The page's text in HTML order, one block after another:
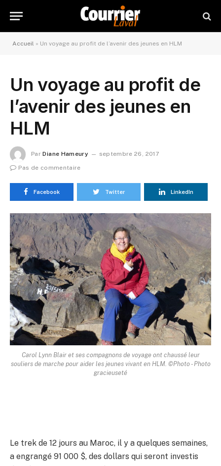
Accueil » Un voyage au profit de l’avenir des jeunes en HLM
Un voyage au profit de
l’avenir des jeunes en
HLM
Par Diane Hameury
septembre 26, 2017
Pas de commentaire
Facebook Twitter LinkedIn
Carol Lynn Blair et ses compagnons de voyage ont chaussé leur
souliers de marche pour aider les jeunes vivant en HLM. ©Photo - Photo
gracieuseté
Le trek de 12 jours au Maroc, il y a quelques semaines,
a engrangé 91 000 $, des dollars qui seront investis